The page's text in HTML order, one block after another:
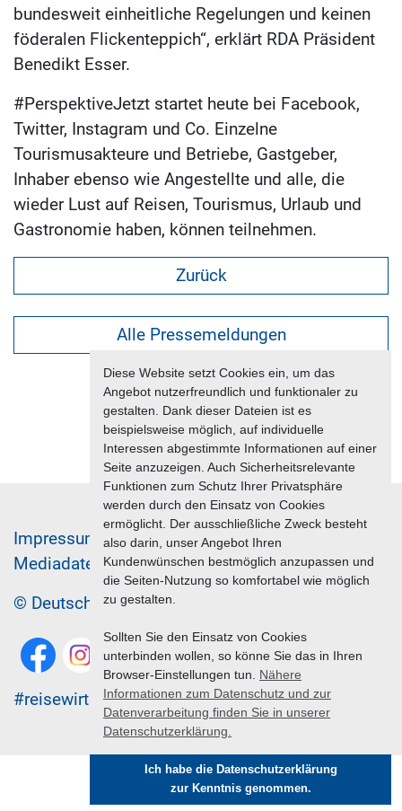
Diese Website setzt Cookies ein, um das
Angebot nutzerfreundlich und funktionaler zu
gestalten. Dank dieser Dateien ist es
beispielsweise möglich, auf individuelle
Interessen abgestimmte Informationen auf einer
Seite anzuzeigen. Auch Sicherheitsrelevante
Funktionen zum Schutz Ihrer Privatsphäre
werden durch den Einsatz von Cookies
ermöglicht. Der ausschließliche Zweck besteht
also darin, unser Angebot Ihren
Kundenwünschen bestmöglich anzupassen und
die Seiten-Nutzung so komfortabel wie möglich
zu gestalten.
Sollten Sie den Einsatz von Cookies
unterbinden wollen, so könne Sie das in Ihren
Browser-Einstellungen tun. Nähere
Informationen zum Datenschutz und zur
Datenverarbeitung finden Sie in unserer
Datenschutzerklärung.
Ich habe die Datenschutzerklärung
zur Kenntnis genommen.
bundesweit einheitliche Regelungen und keinen
föderalen Flickenteppich“, erklärt RDA Präsident
Benedikt Esser.
#PerspektiveJetzt startet heute bei Facebook,
Twitter, Instagram und Co. Einzelne
Tourismusakteure und Betriebe, Gastgeber,
Inhaber ebenso wie Angestellte und alle, die
wieder Lust auf Reisen, Tourismus, Urlaub und
Gastronomie haben, können teilnehmen.
Zurück
Alle Pressemeldungen
Im­pres­sum & Da­ten­schutz
Me­di­a­da­ten & Mar­ke­ting­leis­tun­gen
Jobs
© Deutscher Reiseverband 2026
#reisewirtschaft